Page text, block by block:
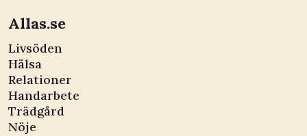
Allas.se
Livsöden
Hälsa
Relationer
Handarbete
Trädgård
Nöje